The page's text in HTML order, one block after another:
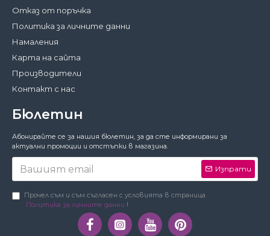
За да работи този сайт както трябва,
понякога запазваме на вашето устройство
малки файлове с данни, наричани
данни! Подробности
Предпочитания Приемам
Отказ от поръчка
Политика за личните данни
Намаления
Карта на сайта
Производители
Контакт с нас
Бюлетин
Абонирайте се за нашия бюлетин, за да сте информирани за
актуални промоции и отстъпки в магазина.
Изпрати
Прочел съм и съм съгласен с условията в страница
Политика за личните данни !